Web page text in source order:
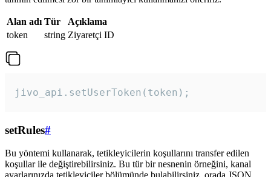
Alan adı Tür
Açıklama
token
string Ziyaretçi ID
jivo_api.setUserToken(token);
setRules#
Bu yöntemi kullanarak, tetikleyicilerin koşullarını transfer edilen
koşullar ile değiştirebilirsiniz. Bu tür bir nesnenin örneğini, kanal